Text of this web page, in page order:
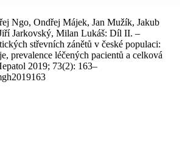
Ngo, Ondřej Májek, Jan Mužík, Jakub
Jarkovský, Milan Lukáš: Díl II. –
střevních zánětů v české populaci:
prevalence léčených pacientů a celková
2019; 73(2): 163–